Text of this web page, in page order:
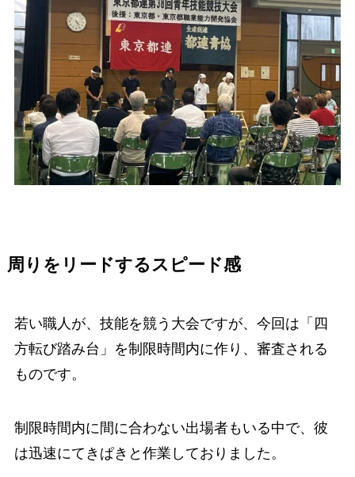
周りをリードするスピード感
若い職人が、技能を競う大会ですが、今回は「四
方転び踏み台」を制限時間内に作り、審査される
ものです。
制限時間内に間に合わない出場者もいる中で、彼
は迅速にてきぱきと作業しておりました。